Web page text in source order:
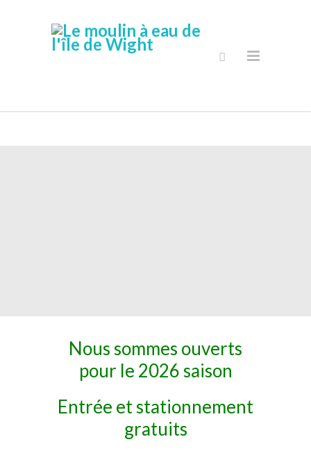
Nous sommes ouverts
pour le 2026 saison
Entrée et stationnement
gratuits